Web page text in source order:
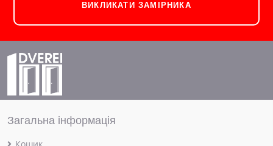
ВИКЛИКАТИ ЗАМІРНИКА
Загальна інформація
Кошик